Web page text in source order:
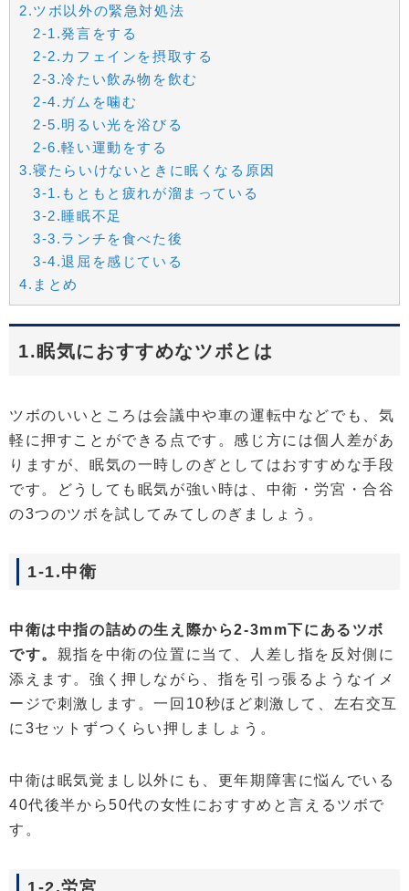
2.ツボ以外の緊急対処法
2-1.発言をする
2-2.カフェインを摂取する
2-3.冷たい飲み物を飲む
2-4.ガムを噛む
2-5.明るい光を浴びる
2-6.軽い運動をする
3.寝たらいけないときに眠くなる原因
3-1.もともと疲れが溜まっている
3-2.睡眠不足
3-3.ランチを食べた後
3-4.退屈を感じている
4.まとめ
1.眠気におすすめなツボとは
ツボのいいところは会議中や車の運転中などでも、気
軽に押すことができる点です。感じ方には個人差があ
りますが、眠気の一時しのぎとしてはおすすめな手段
です。どうしても眠気が強い時は、中衛・労宮・合谷
の3つのツボを試してみてしのぎましょう。
1-1.中衛
中衛は中指の詰めの生え際から2-3mm下にあるツボ
です。 親指を中衛の位置に当て、人差し指を反対側に
添えます。強く押しながら、指を引っ張るようなイメ
ージで刺激します。一回10秒ほど刺激して、左右交互
に3セットずつくらい押しましょう。
中衛は眠気覚まし以外にも、更年期障害に悩んでいる
40代後半から50代の女性におすすめと言えるツボで
す。